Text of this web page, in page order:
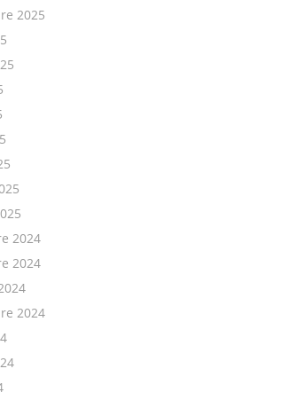
2025
2024
2024
2024